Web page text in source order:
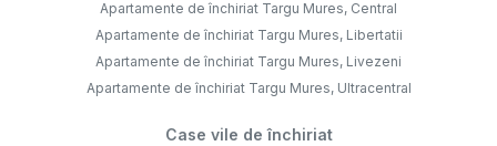
Apartamente de închiriat Targu Mures, Central
Apartamente de închiriat Targu Mures, Libertatii
Apartamente de închiriat Targu Mures, Livezeni
Apartamente de închiriat Targu Mures, Ultracentral
Case vile de închiriat